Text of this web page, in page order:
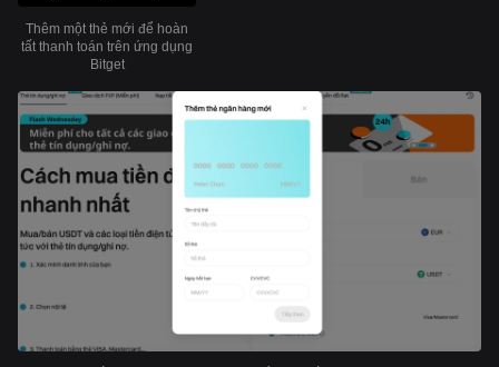
Thêm một thẻ mới để hoàn
tất thanh toán trên ứng dụng
Bitget